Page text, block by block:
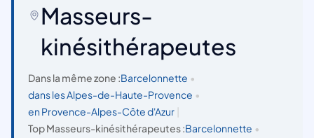
Masseurs-
kinésithérapeutes
Dans la même zone :Barcelonnette •
dans les Alpes-de-Haute-Provence •
en Provence-Alpes-Côte d'Azur
Top Masseurs-kinésithérapeutes :Barcelonnette •